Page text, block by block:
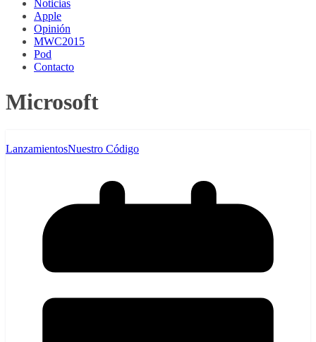
Noticias
Apple
Opinión
MWC2015
Pod
Contacto
Microsoft
LanzamientosNuestro Código